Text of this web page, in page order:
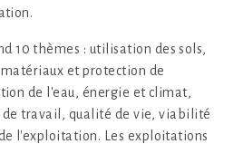
10 thèmes : utilisation des sols,
et protection de
de l'eau, énergie et climat,
travail, qualité de vie, viabilité
l'exploitation. Les exploitations